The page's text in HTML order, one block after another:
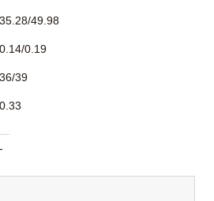
35.28/49.98
0.14/0.19
36/39
0.33
-